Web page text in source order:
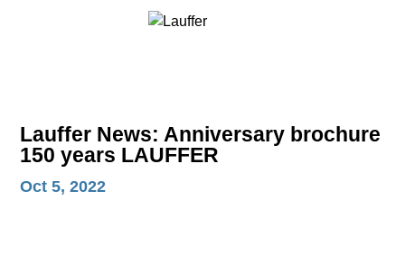
Lauffer News: Anniversary brochure
150 years LAUFFER
Oct 5, 2022